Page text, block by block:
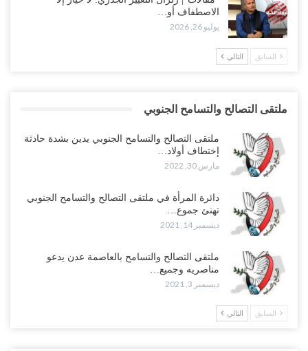
الاصطفاف أو…
يوليو 26, 2026
السابق التالي
ملتقى التصالح والتسامح الجنوبي
ملتقى التصالح والتسامح الجنوبي يدين بشدة حادثة
إختطاف أولاد…
مارس 30, 2022
دائرة المرأة في ملتقى التصالح والتسامح الجنوبي
تهنئ جموع…
ديسمبر 14, 2021
ملتقى التصالح والتسامح بالعاصمة عدن يدعو
مناصريه وجميع…
ديسمبر 3, 2021
السابق التالي